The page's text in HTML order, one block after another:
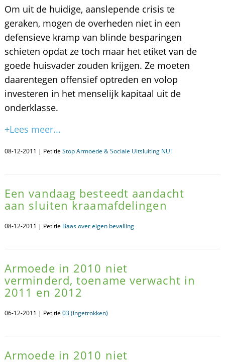
Om uit de huidige, aanslepende crisis te
geraken, mogen de overheden niet in een
defensieve kramp van blinde besparingen
schieten opdat ze toch maar het etiket van de
goede huisvader zouden krijgen. Ze moeten
daarentegen offensief optreden en volop
investeren in het menselijk kapitaal uit de
onderklasse.
+Lees meer...
08-12-2011 | Petitie Stop Armoede & Sociale Uitsluiting NU!
Een vandaag besteedt aandacht
aan sluiten kraamafdelingen
08-12-2011 | Petitie Baas over eigen bevalling
Armoede in 2010 niet
verminderd, toename verwacht in
2011 en 2012
06-12-2011 | Petitie 03 (ingetrokken)
Armoede in 2010 niet